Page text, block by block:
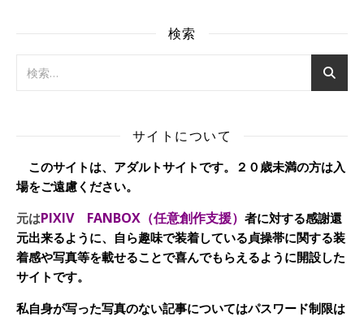
検索
サイトについて
このサイトは、アダルトサイトです。２０歳未満の方は入
場をご遠慮ください。
元はPIXIV FANBOX（任意創作支援） 者に対する感謝還
元出来るように、自ら趣味で装着している貞操帯に関する装
着感や写真等を載せることで喜んでもらえるように開設した
サイトです。
私自身が写った写真のない記事についてはパスワード制限は